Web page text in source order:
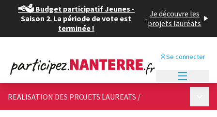
📢🗳️ Budget participatif Jeunes -
Saison 2. La période de vote est
terminée !
- Je découvre les
projets lauréats
Se connecter
REALISATION DES PROJETS LAUREATS /